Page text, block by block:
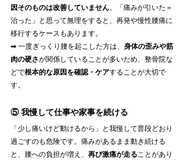
因そのものは改善していません。「痛みが引いた＝
治った」と思って無理をすると、再発や慢性腰痛に
移行するケースもあります。
➡ 一度ぎっくり腰を起こした方は、 身体の歪みや筋
肉の硬さが関係していることが多いため、整骨院な
どで根本的な原因を確認・ケアすることが大切で
す。
⑤ 我慢して仕事や家事を続ける
「少し痛いけど動けるから」と我慢して普段どおり
過ごすのも危険です。痛みがあるまま動き続ける
と、腰への負担が増え、 再び激痛が走ることがあり